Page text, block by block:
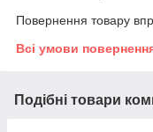
Повернення товару
Всі умови
Подібні товари